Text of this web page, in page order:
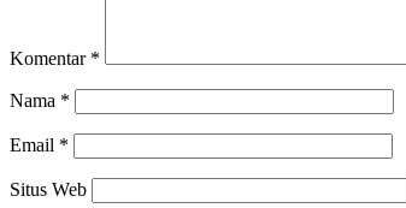
Komentar *
Nama *
Email *
Situs Web